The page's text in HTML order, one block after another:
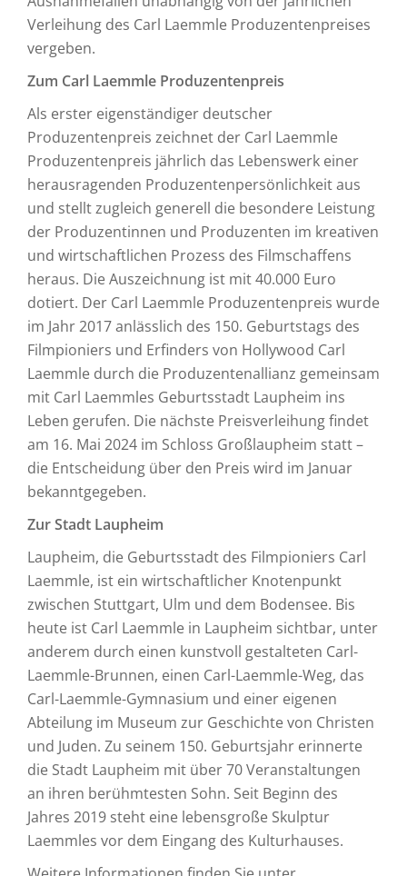
Verleihung des Carl Laemmle Produzentenpreises
vergeben.
Zum Carl Laemmle Produzentenpreis
Als erster eigenständiger deutscher
Produzentenpreis zeichnet der Carl Laemmle
Produzentenpreis jährlich das Lebenswerk einer
herausragenden Produzentenpersönlichkeit aus
und stellt zugleich generell die besondere Leistung
der Produzentinnen und Produzenten im kreativen
und wirtschaftlichen Prozess des Filmschaffens
heraus. Die Auszeichnung ist mit 40.000 Euro
dotiert. Der Carl Laemmle Produzentenpreis wurde
im Jahr 2017 anlässlich des 150. Geburtstags des
Filmpioniers und Erfinders von Hollywood Carl
Laemmle durch die Produzentenallianz gemeinsam
mit Carl Laemmles Geburtsstadt Laupheim ins
Leben gerufen. Die nächste Preisverleihung findet
am 16. Mai 2024 im Schloss Großlaupheim statt –
die Entscheidung über den Preis wird im Januar
bekanntgegeben.
Zur Stadt Laupheim
Laupheim, die Geburtsstadt des Filmpioniers Carl
Laemmle, ist ein wirtschaftlicher Knotenpunkt
zwischen Stuttgart, Ulm und dem Bodensee. Bis
heute ist Carl Laemmle in Laupheim sichtbar, unter
anderem durch einen kunstvoll gestalteten Carl-
Laemmle-Brunnen, einen Carl-Laemmle-Weg, das
Carl-Laemmle-Gymnasium und einer eigenen
Abteilung im Museum zur Geschichte von Christen
und Juden. Zu seinem 150. Geburtsjahr erinnerte
die Stadt Laupheim mit über 70 Veranstaltungen
an ihren berühmtesten Sohn. Seit Beginn des
Jahres 2019 steht eine lebensgroße Skulptur
Laemmles vor dem Eingang des Kulturhauses.